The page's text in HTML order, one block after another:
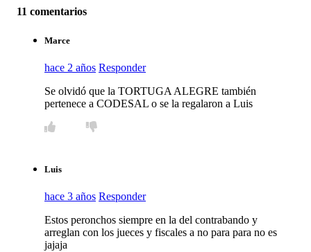
11 comentarios
Marce
hace 2 años Responder
Se olvidó que la TORTUGA ALEGRE también
pertenece a CODESAL o se la regalaron a Luis
Luis
hace 3 años Responder
Estos peronchos siempre en la del contrabando y
arreglan con los jueces y fiscales a no para para no es
jajaja